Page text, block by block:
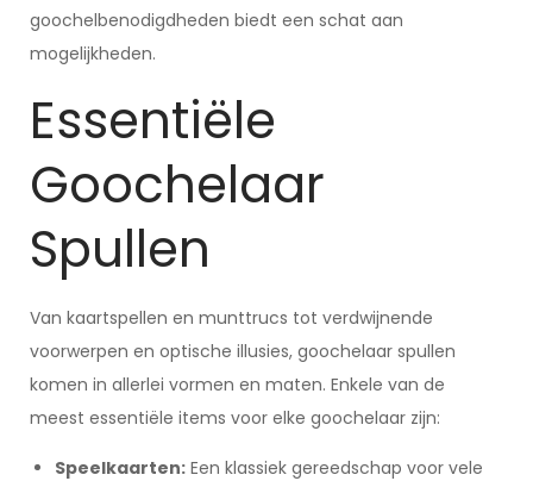
goochelbenodigdheden biedt een schat aan
mogelijkheden.
Essentiële
Goochelaar
Spullen
Van kaartspellen en munttrucs tot verdwijnende
voorwerpen en optische illusies, goochelaar spullen
komen in allerlei vormen en maten. Enkele van de
meest essentiële items voor elke goochelaar zijn:
Speelkaarten: Een klassiek gereedschap voor vele